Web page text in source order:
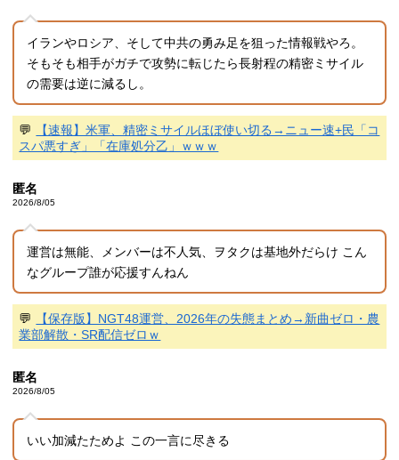
イランやロシア、そして中共の勇み足を狙った情報戦やろ。
そもそも相手がガチで攻勢に転じたら長射程の精密ミサイル
の需要は逆に減るし。
💬
【速報】米軍、精密ミサイルほぼ使い切る→ニュー速+民「コ
スパ悪すぎ」「在庫処分乙」ｗｗｗ
匿名
2026/8/05
運営は無能、メンバーは不人気、ヲタクは基地外だらけ こん
なグループ誰が応援すんねん
💬
【保存版】NGT48運営、2026年の失態まとめ→新曲ゼロ・農
業部解散・SR配信ゼロｗ
匿名
2026/8/05
いい加減たためよ この一言に尽きる